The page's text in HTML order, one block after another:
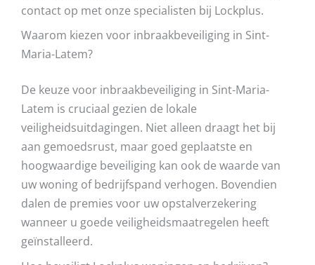
contact op met onze specialisten bij Lockplus.
Waarom kiezen voor inbraakbeveiliging in Sint-
Maria-Latem?
De keuze voor inbraakbeveiliging in Sint-Maria-
Latem is cruciaal gezien de lokale
veiligheidsuitdagingen. Niet alleen draagt het bij
aan gemoedsrust, maar goed geplaatste en
hoogwaardige beveiliging kan ook de waarde van
uw woning of bedrijfspand verhogen. Bovendien
dalen de premies voor uw opstalverzekering
wanneer u goede veiligheidsmaatregelen heeft
geïnstalleerd.